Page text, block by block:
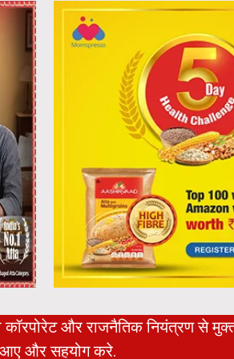
और राजनैतिक नियंत्रण से
और सहयोग करे.